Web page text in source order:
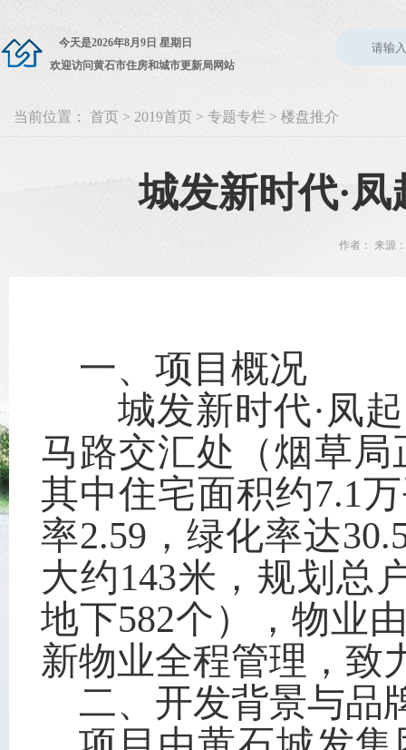
今天是2026年8月9日 星期日
欢迎访问黄石市住房和城市更新局网站
当前位置： 首页 > 2019首页 > 专题专栏 > 楼盘推介
城发新时代·
作者： 来源
一、 项目概况
城发新时代·凤起
马路交汇处（烟草
其中住宅面积约7.1
率2.59，绿化率达
大约143米，规划总
地下582个），物业
新物业全程管理，致
二、开发背景与品